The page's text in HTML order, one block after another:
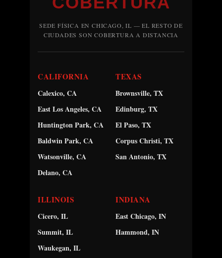
SEDE FÍSICA EN CHICAGO, IL — EL RESTO DE
CIUDADES SON COBERTURA A DISTANCIA
CALIFORNIA
Calexico, CA
East Los Angeles, CA
Huntington Park, CA
Baldwin Park, CA
Watsonville, CA
Delano, CA
TEXAS
Brownsville, TX
Edinburg, TX
El Paso, TX
Corpus Christi, TX
San Antonio, TX
ILLINOIS
Cicero, IL
Summit, IL
Waukegan, IL
INDIANA
East Chicago, IN
Hammond, IN